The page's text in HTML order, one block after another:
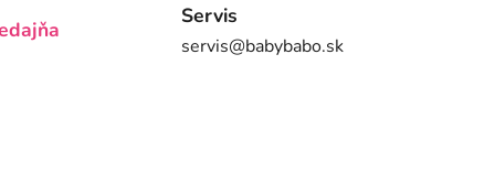
Servis
servis@babybabo.sk